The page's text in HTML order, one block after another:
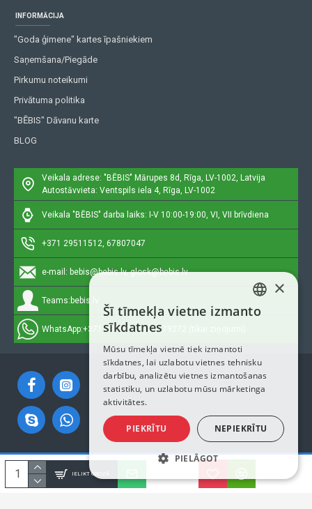
IELIKT GROZĀ
INFORMĀCIJA
"Goda ģimene" kartes īpašniekiem
Saņemšana/Piegāde
Pirkumu noteikumi
Privātuma politika
"BĒBIS" Dāvanu karte
BLOG
Veikala adrese: "BĒBIS" Mārupes 8d, Rīga, LV-1002, Latvija
Autostāvvieta: Ventspils iela 4, Rīga, LV-1002
Veikala "BĒBIS" darba laiks: I-V 10:00-19:00, VI, VII brīvdiena
+371 29511512, 67807047
e-mail: bebis@bebis.lv, glosk@bebis.lv
Teams: bebis.lv
WhatsApp:+371 29511512, 20579272 (tikai ziņojumi)
Autortiesības © 2023, Bebis.lv, Visas tiesības aizsargātas
LATVIAN
ENGLISH
×
Šī tīmekļa vietne izmanto
sīkdatnes
Mūsu tīmekļa vietnē tiek izmantoti
sīkdatnes, lai uzlabotu vietnes tehnisku
darbību, analizētu vietnes izmantošanas
statistiku, un uzlabotu mūsu mārketinga
aktivitātes.
PIEKRĪTU NEPIEKRĪTU
PIELĀGOT